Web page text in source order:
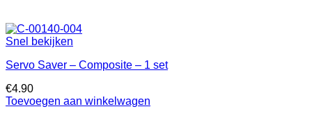
Snel bekijken
Servo Saver – Composite – 1 set
€4.90
Toevoegen aan winkelwagen